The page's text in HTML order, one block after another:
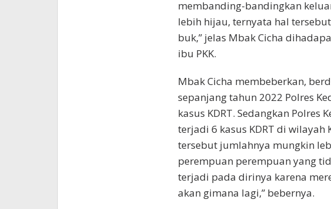
membanding-bandingkan
lebih hijau, ternyata hal
buk,” jelas Mbak Cicha
ibu PKK.
Mbak Cicha membeberkan,
sepanjang tahun 2022 Polres
kasus KDRT. Sedangkan Polres
terjadi 6 kasus KDRT di wilayah
tersebut jumlahnya mungkin
perempuan perempuan yang
terjadi pada dirinya karena
akan gimana lagi,” bebernya.